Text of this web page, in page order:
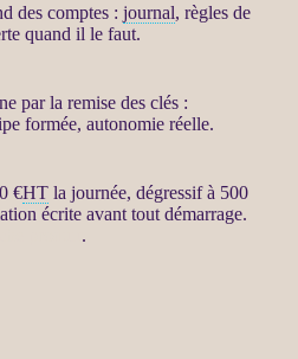
des comptes : journal, règles de
quand il le faut.
par la remise des clés :
formée, autonomie réelle.
€HTla journée, dégressif à 500
écrite avant tout démarrage.
.